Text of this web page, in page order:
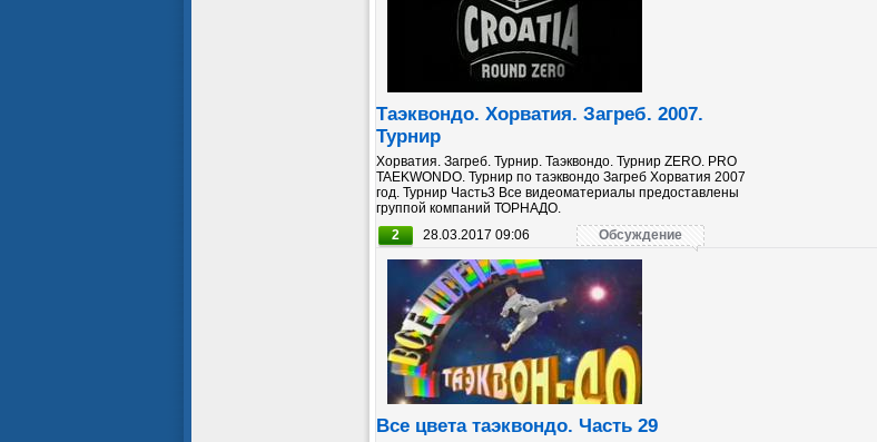
Таэквондо. Хорватия. Загреб. 2007.
Турнир
Хорватия. Загреб. Турнир. Таэквондо. Турнир ZERO. PRO
TAEKWONDO. Турнир по таэквондо Загреб Хорватия 2007
год. Турнир Часть3 Все видеоматериалы предоставлены
группой компаний ТОРНАДО.
2
28.03.2017 09:06 Обсуждение
Все цвета таэквондо. Часть 29